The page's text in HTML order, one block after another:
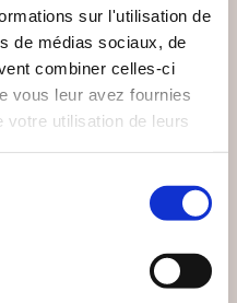
sur l'utilisation de
de médias sociaux, de
combiner celles-ci
vous leur avez fournies
votre utilisation de leurs